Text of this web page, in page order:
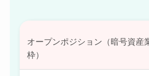
オープンポジション（暗号資産
枠）